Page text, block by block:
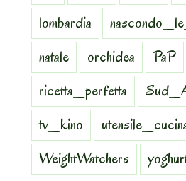
lombardia
natale
orchidea PaP
ricetta_perfetta
tv_kino
WeightWatchers